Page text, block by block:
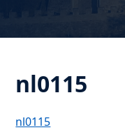
nl0115
nl0115